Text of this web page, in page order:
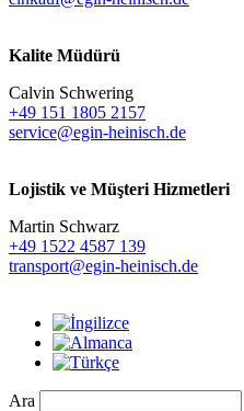
Kalite Müdürü
Calvin Schwering
+49 151 1805 2157
service@egin-heinisch.de
Lojistik ve Müşteri Hizmetleri
Martin Schwarz
+49 1522 4587 139
transport@egin-heinisch.de
Ara